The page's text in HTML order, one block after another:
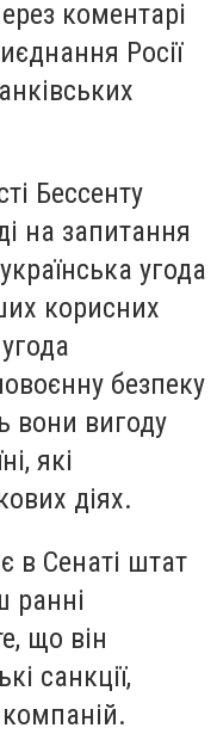
коментарі
Росії
Бессенту
на запитання
угода
корисних
безпеку
вони вигоду
які
діях.
в Сенаті штат
ранні
що він
санкції,